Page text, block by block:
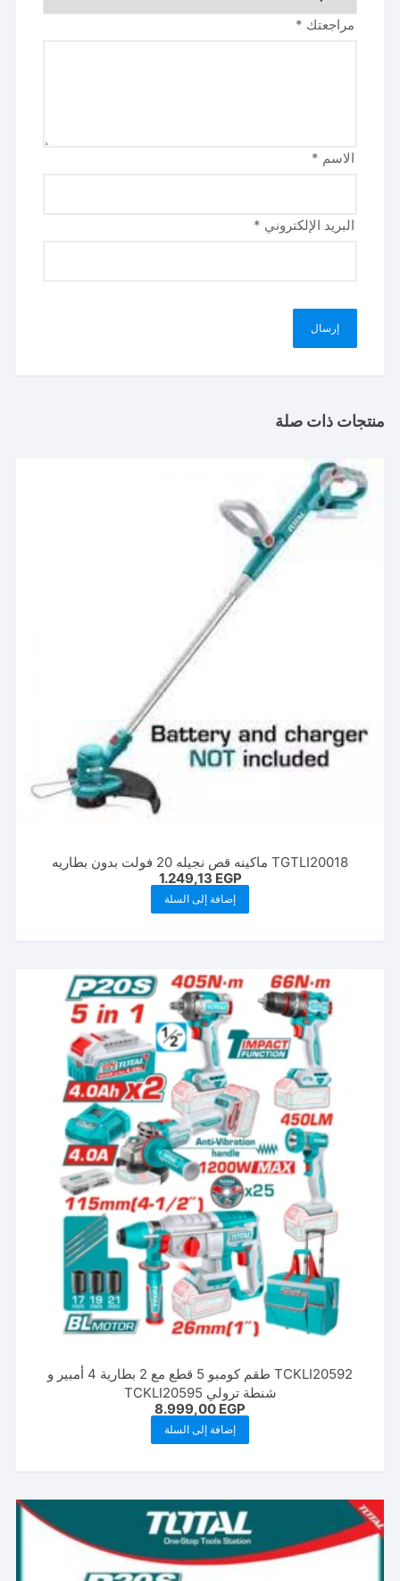
مراجعتك *
الاسم *
البريد الإلكتروني *
منتجات ذات صلة
TGTLI20018 ماكينه قص نجيله 20 فولت بدون بطاريه
1.249,13 EGP
إضافة إلى السلة
TCKLI20592 طقم كومبو 5 قطع مع 2 بطارية 4 أمبير و
شنطة ترولي TCKLI20595
8.999,00 EGP
إضافة إلى السلة